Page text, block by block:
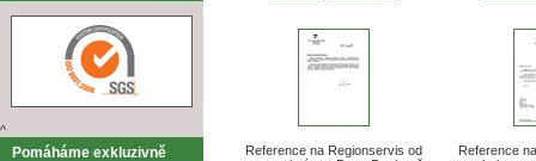
^
Pomáháme exkluzivně
Reference na Regionservis od
Reference